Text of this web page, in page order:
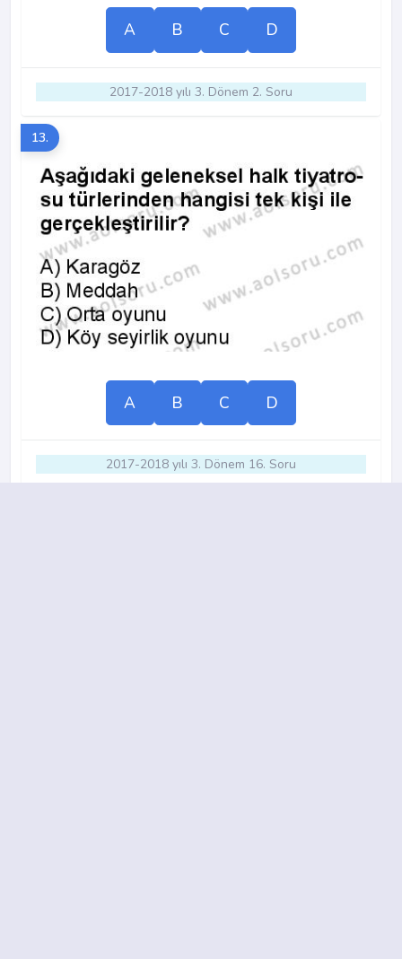
A B C D
2017-2018 yılı 3. Dönem 2. Soru
13.
A B C D
2017-2018 yılı 3. Dönem 16. Soru